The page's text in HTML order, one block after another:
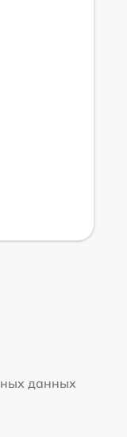
данных